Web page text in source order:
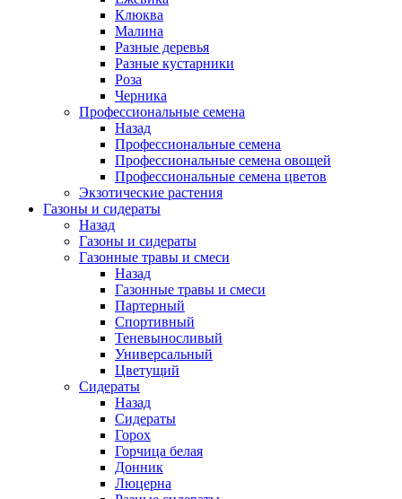
Клюква
Малина
Разные деревья
Разные кустарники
Роза
Черника
Профессиональные семена
Назад
Профессиональные семена
Профессиональные семена овощей
Профессиональные семена цветов
Экзотические растения
Газоны и сидераты
Назад
Газоны и сидераты
Газонные травы и смеси
Назад
Газонные травы и смеси
Партерный
Спортивный
Теневыносливый
Универсальный
Цветущий
Сидераты
Назад
Сидераты
Горох
Горчица белая
Донник
Люцерна